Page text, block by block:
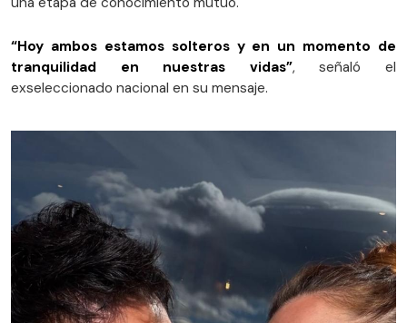
“Hoy ambos estamos solteros y en un momento de
tranquilidad en nuestras vidas”, señaló el
exseleccionado nacional en su mensaje.